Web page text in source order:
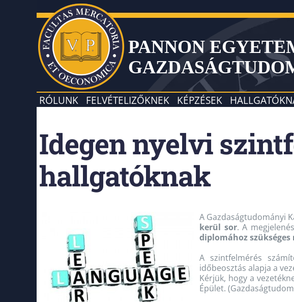
PANNON
RÓLUNK FELVÉTELIZŐKNEK KÉPZÉSEK
Idegen nyelvi
hallgatóknak
A Gazdaságtudományi
kerül sor. A megjelenés
diplomához
A szintfelmérés
időbeosztás alapja a
Kérjük, hogy a
Épület.